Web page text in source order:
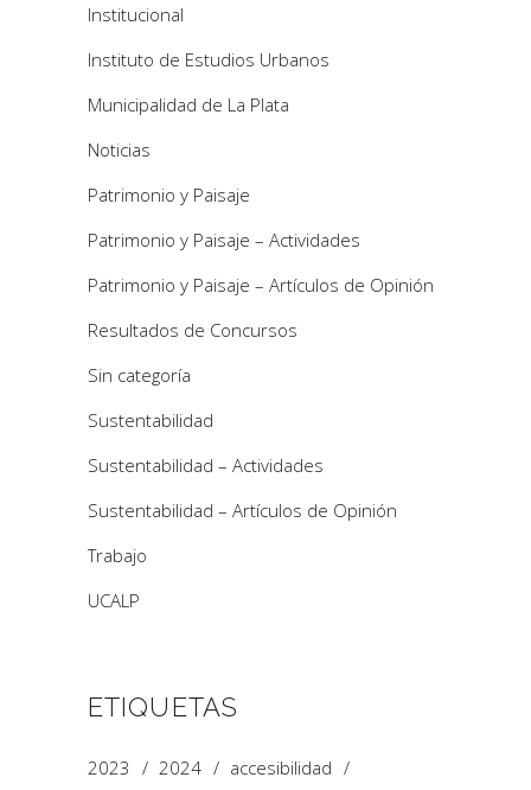
Institucional
Instituto de Estudios Urbanos
Municipalidad de La Plata
Noticias
Patrimonio y Paisaje
Patrimonio y Paisaje – Actividades
Patrimonio y Paisaje – Artículos de Opinión
Resultados de Concursos
Sin categoría
Sustentabilidad
Sustentabilidad – Actividades
Sustentabilidad – Artículos de Opinión
Trabajo
UCALP
ETIQUETAS
2023 2024
accesibilidad